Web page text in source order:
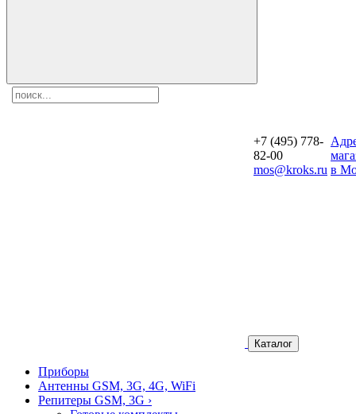
+7 (495) 778-
82-00
mos@kroks.ru в
Каталог
Приборы
Антенны GSM, 3G, 4G, WiFi
Репитеры GSM, 3G ›